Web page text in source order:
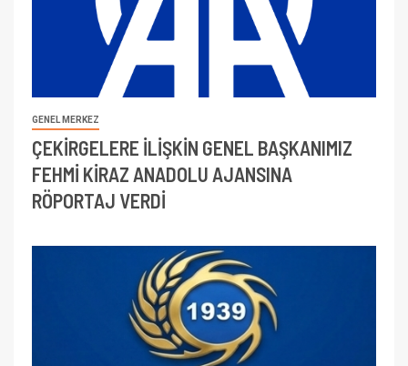
GENEL MERKEZ
ÇEKİRGELERE İLİŞKİN GENEL BAŞKANIMIZ
FEHMİ KİRAZ ANADOLU AJANSINA
RÖPORTAJ VERDİ